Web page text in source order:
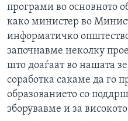
програми во основното
како министер во
информатичко
започнавме неколку
што доаѓаат во нашата
соработка сакаме да го
образованието со
зборувавме и за